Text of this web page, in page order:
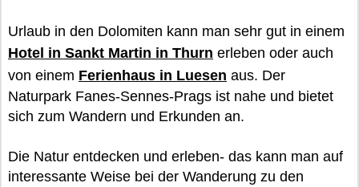
Urlaub in den Dolomiten kann man sehr gut in einem
Hotel in Sankt Martin in Thurn erleben oder auch
von einem Ferienhaus in Luesen aus. Der
Naturpark Fanes-Sennes-Prags ist nahe und bietet
sich zum Wandern und Erkunden an.
Die Natur entdecken und erleben- das kann man auf
interessante Weise bei der Wanderung zu den